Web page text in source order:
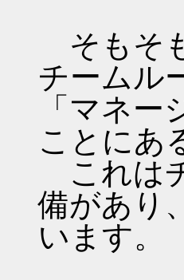
そもそ
チームル
「マネ
ことにあ
これは
備があり
います。